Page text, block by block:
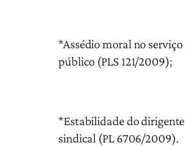
*Assédio moral no serviço
público (PLS 121/2009);
*Estabilidade do dirigente
sindical (PL 6706/2009).